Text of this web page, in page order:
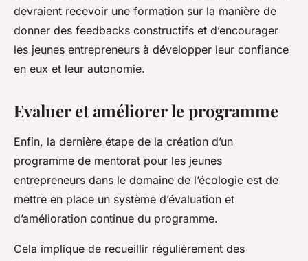
devraient recevoir une formation sur la manière de
donner des feedbacks constructifs et d’encourager
les jeunes entrepreneurs à développer leur confiance
en eux et leur autonomie.
Evaluer et améliorer le programme
Enfin, la dernière étape de la création d’un
programme de mentorat pour les jeunes
entrepreneurs dans le domaine de l’écologie est de
mettre en place un système d’évaluation et
d’amélioration continue du programme.
Cela implique de recueillir régulièrement des